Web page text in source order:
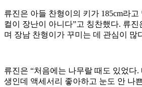
류진은 아들 찬형이의 키가 185cm라고
컬이 장난이 아니다”고 칭찬했다. 류진
며 장남 찬형이가 꾸미는 데 관심이 많
류진은 “처음에는 나무랄 때도 있었다
생인데 액세서리 좋아하고 눈도 안 나